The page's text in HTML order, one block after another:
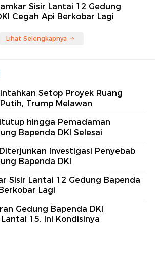
Sisir Lantai 12 Gedung
Cegah Api Berkobar Lagi
Lihat Selengkapnya
Setop Proyek Ruang
Trump Melawan
hingga Pemadaman
Bapenda DKI Selesai
Investigasi Penyebab
Bapenda DKI
Sisir Lantai 12 Gedung Bapenda
Lagi
Gedung Bapenda DKI
15, Ini Kondisinya